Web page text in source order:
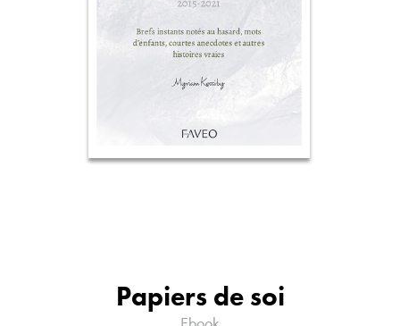
Papiers de soi